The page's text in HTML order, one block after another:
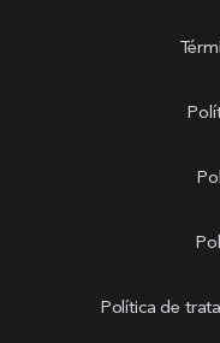
Política de